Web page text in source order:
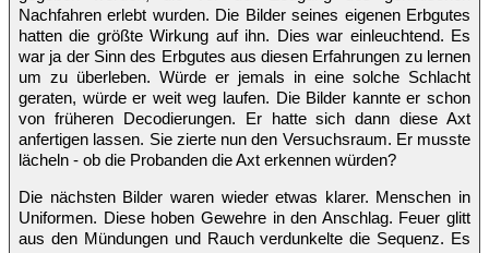
Nachfahren erlebt wurden. Die Bilder seines eigenen Erbgutes
hatten die größte Wirkung auf ihn. Dies war einleuchtend. Es
war ja der Sinn des Erbgutes aus diesen Erfahrungen zu lernen
um zu überleben. Würde er jemals in eine solche Schlacht
geraten, würde er weit weg laufen. Die Bilder kannte er schon
von früheren Decodierungen. Er hatte sich dann diese Axt
anfertigen lassen. Sie zierte nun den Versuchsraum. Er musste
lächeln - ob die Probanden die Axt erkennen würden?
Die nächsten Bilder waren wieder etwas klarer. Menschen in
Uniformen. Diese hoben Gewehre in den Anschlag. Feuer glitt
aus den Mündungen und Rauch verdunkelte die Sequenz. Es